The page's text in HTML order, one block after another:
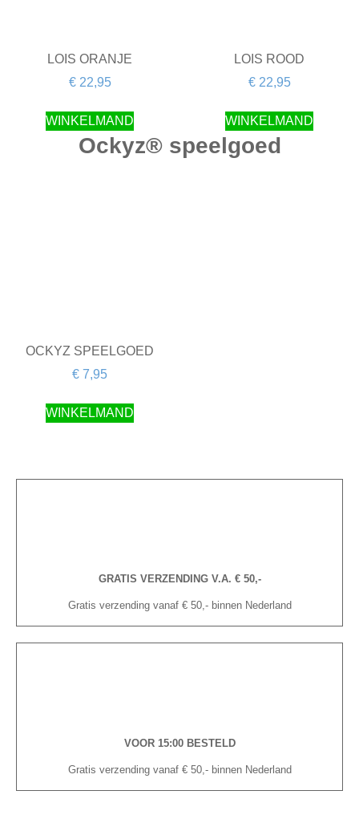
LOIS ORANJE
€22,95
WINKELMAND
LOIS ROOD
€22,95
WINKELMAND
Ockyz® speelgoed
OCKYZ SPEELGOED
€ 7,95
WINKELMAND
GRATIS VERZENDING V.A. € 50,-
Gratis verzending vanaf € 50,- binnen Nederland
VOOR 15:00 BESTELD
Gratis verzending vanaf € 50,- binnen Nederland